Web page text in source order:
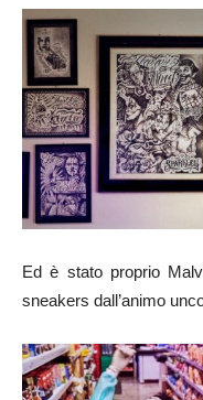
Ed è stato proprio
sneakers dall’animo